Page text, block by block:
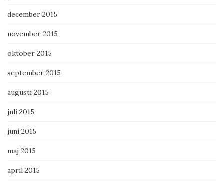
december 2015
november 2015
oktober 2015
september 2015
augusti 2015
juli 2015
juni 2015
maj 2015
april 2015